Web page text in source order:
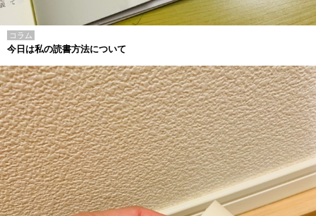
コラム
今日は私の読書方法について